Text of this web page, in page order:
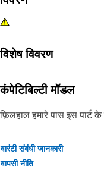
विशेष विवरण
कंपेटिबिल्टी मॉडल
फ़िलहाल हमारे पास इस पार्ट
वारंटी संबंधी जानकारी
वापसी नीति